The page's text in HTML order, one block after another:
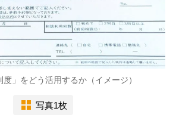
度」をどう活用するか（イメージ）
写真1枚